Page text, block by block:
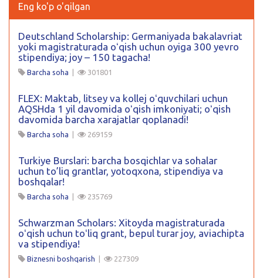
Eng ko'p o'qilgan
Deutschland Scholarship: Germaniyada bakalavriat
yoki magistraturada oʻqish uchun oyiga 300 yevro
stipendiya; joy – 150 tagacha!
Barcha soha | 301801
FLEX: Maktab, litsey va kollej oʻquvchilari uchun
AQSHda 1 yil davomida oʻqish imkoniyati; oʻqish
davomida barcha xarajatlar qoplanadi!
Barcha soha | 269159
Turkiye Burslari: barcha bosqichlar va sohalar
uchun to’liq grantlar, yotoqxona, stipendiya va
boshqalar!
Barcha soha | 235769
Schwarzman Scholars: Xitoyda magistraturada
oʻqish uchun toʻliq grant, bepul turar joy, aviachipta
va stipendiya!
Biznesni boshqarish | 227309